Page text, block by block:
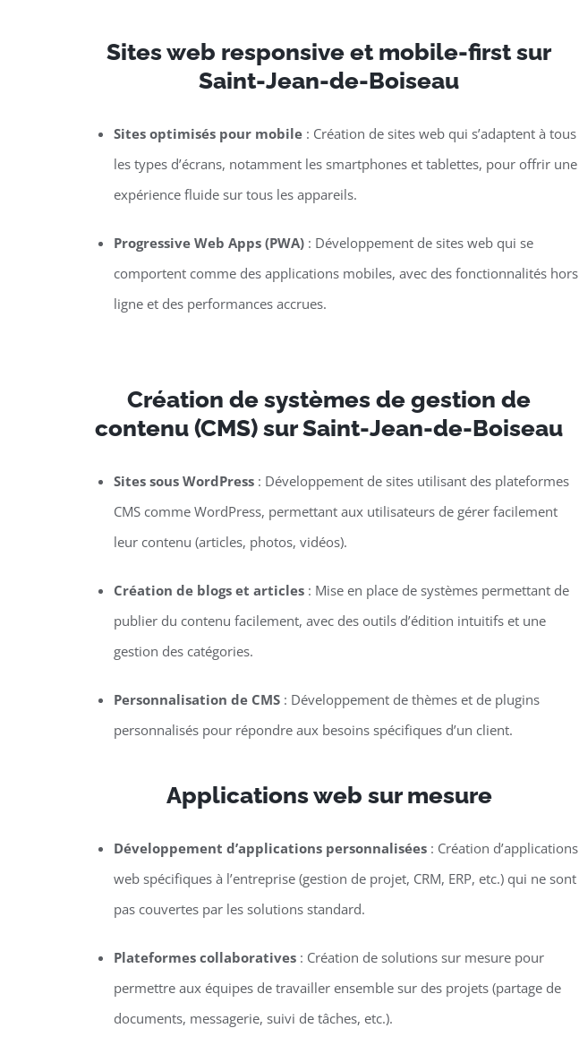
Sites web responsive et mobile-first sur
Saint-Jean-de-Boiseau
Sites optimisés pour mobile: Création de sites web qui s’adaptent à tous
les types d’écrans, notamment les smartphones et tablettes, pour offrir une
expérience fluide sur tous les appareils.
Progressive Web Apps (PWA): Développement de sites web qui se
comportent comme des applications mobiles, avec des fonctionnalités hors
ligne et des performances accrues.
Création de systèmes de gestion de
contenu (CMS) sur Saint-Jean-de-Boiseau
Sites sous WordPress: Développement de sites utilisant des plateformes
CMS comme WordPress, permettant aux utilisateurs de gérer facilement
leur contenu (articles, photos, vidéos).
Création de blogs et articles: Mise en place de systèmes permettant de
publier du contenu facilement, avec des outils d’édition intuitifs et une
gestion des catégories.
Personnalisation de CMS: Développement de thèmes et de plugins
personnalisés pour répondre aux besoins spécifiques d’un client.
Applications web sur mesure
Développement d’applications personnalisées: Création d’applications
web spécifiques à l’entreprise (gestion de projet, CRM, ERP, etc.) qui ne sont
pas couvertes par les solutions standard.
Plateformes collaboratives: Création de solutions sur mesure pour
permettre aux équipes de travailler ensemble sur des projets (partage de
documents, messagerie, suivi de tâches, etc.).